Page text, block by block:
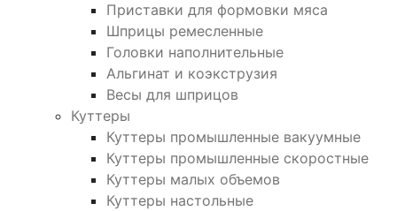
Приставки для формовки мяса
Шприцы ремесленные
Головки наполнительные
Альгинат и коэкструзия
Весы для шприцов
Куттеры
Куттеры промышленные вакуумные
Куттеры промышленные скоростные
Куттеры малых объемов
Куттеры настольные